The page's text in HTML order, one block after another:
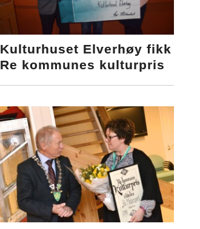
Kulturhuset Elverhøy fikk
Re kommunes kulturpris